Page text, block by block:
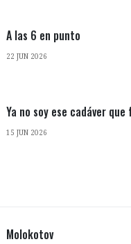
A las 6 en punto
22 JUN 2026
Ya no soy ese cadáver que
15 JUN 2026
Molokotov